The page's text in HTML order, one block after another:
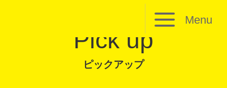
Menu
Pick up
ピックアップ